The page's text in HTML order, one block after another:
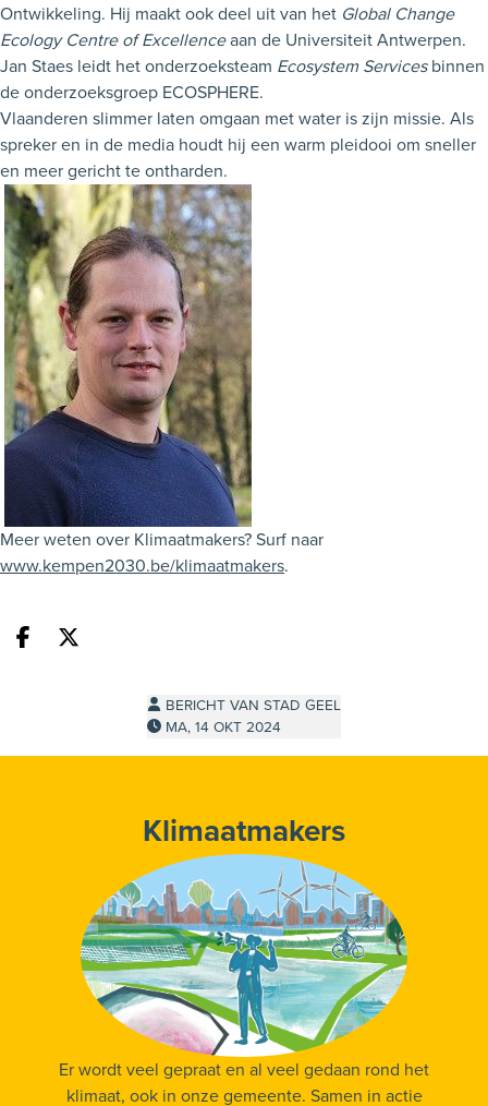
Ontwikkeling. Hij maakt ook deel uit van het Global Change
Ecology Centre of Excellenceaan de Universiteit Antwerpen.
Jan Staes leidt het onderzoeksteam Ecosystem Servicesbinnen
de onderzoeksgroep ECOSPHERE.
Vlaanderen slimmer laten omgaan met water is zijn missie. Als
spreker en in de media houdt hij een warm pleidooi om sneller
en meer gericht te ontharden.
Meer weten over Klimaatmakers? Surf naar
www.kempen2030.be/klimaatmakers.
Deel op facebook
Deel op X
BERICHT VAN STAD GEEL
MA, 14 OKT 2024
Klimaatmakers
Er wordt veel gepraat en al veel gedaan rond het
klimaat, ook in onze gemeente. Samen in actie